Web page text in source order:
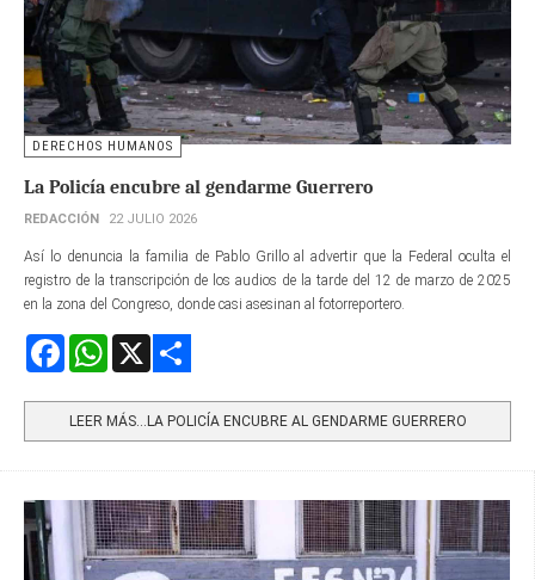
DERECHOS HUMANOS
La Policía encubre al gendarme Guerrero
REDACCIÓN 22 JULIO 2026
Así lo denuncia la familia de Pablo Grillo al advertir que la Federal oculta el
registro de la transcripción de los audios de la tarde del 12 de marzo de 2025
en la zona del Congreso, donde casi asesinan al fotorreportero.
FacebookWhatsApp
LEER MÁS…LA POLICÍA ENCUBRE AL GENDARME GUERRERO